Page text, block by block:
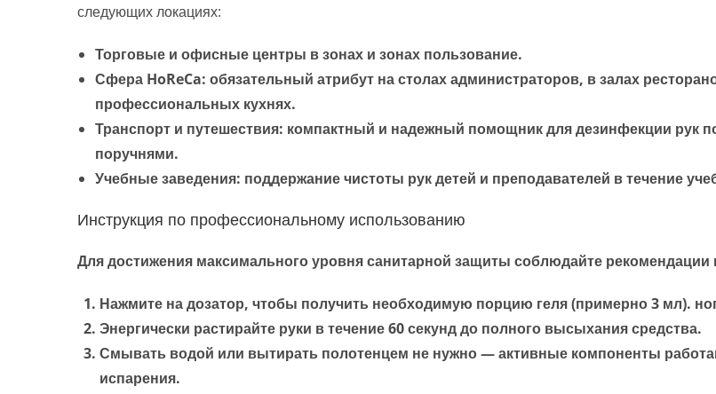
следующих локациях:
Торговые и офисные центры в зонах и зонах пользование.
Сфера HoReCa: обязательный атрибут на столах администраторов, в залах
профессиональных кухнях.
Транспорт и путешествия: компактный и надежный помощник для дезинфекции рук
поручнями.
Учебные заведения: поддержание чистоты рук детей и преподавателей в течение
Инструкция по профессиональному использованию
Для достижения максимального уровня санитарной защиты соблюдайте рекомендации
Нажмите на дозатор, чтобы получить необходимую порцию геля (примерно 3 мл).
Энергически растирайте руки в течение60 секунддо полного высыхания средства.
Смывать водой или вытирать полотенцем не нужно — активные компоненты
испарения.